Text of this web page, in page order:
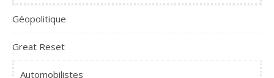
Géopolitique
Great Reset
Automobilistes